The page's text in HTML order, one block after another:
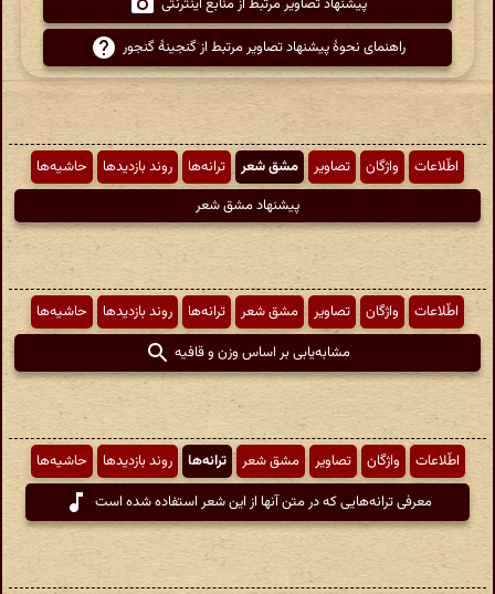
پیشنهاد تصاویر مرتبط از منابع اینترنتی
راهنمای نحوهٔ پیشنهاد تصاویر مرتبط از گنجینهٔ گنجور
اطّلاعات واژگان تصاویر مشق شعر ترانه‌ها روند بازدیدها
حاشیه‌ها
پیشنهاد مشق شعر
اطّلاعات واژگان تصاویر مشق شعر ترانه‌ها روند بازدیدها
حاشیه‌ها
مشابه‌یابی بر اساس وزن و قافیه
اطّلاعات واژگان تصاویر مشق شعر ترانه‌ها روند بازدیدها
حاشیه‌ها
معرفی ترانه‌هایی که در متن آنها از این شعر استفاده شده است